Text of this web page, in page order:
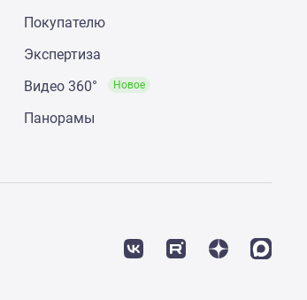
Покупателю
Экспертиза
Видео 360°
Новое
Панорамы